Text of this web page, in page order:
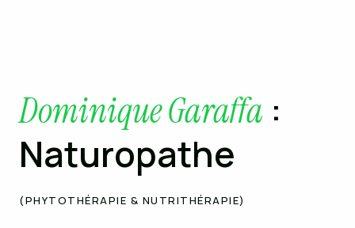
Dominique Garaffa :
Naturopathe
(PHYTOTHÉRAPIE & NUTRITHÉRAPIE)